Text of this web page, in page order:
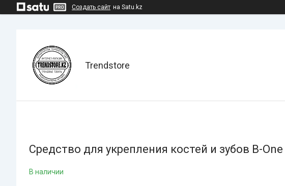
Создать сайт на Satu.kz
Trendstore
Средство для укрепления костей и зубов B-
В наличии